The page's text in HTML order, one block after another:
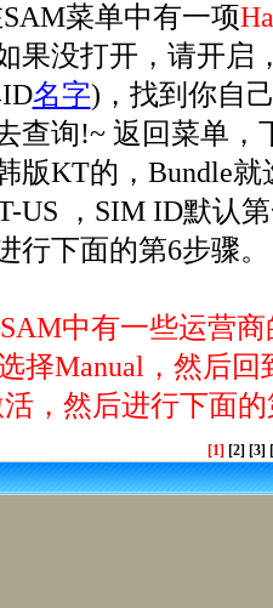
菜单中有一项
果没打开，请开启
名字)，找到你自
查询!~ 返回菜单，
版KT的，Bundle
US ，SIM ID默认
行下面的第6步骤。
SAM中有一些运营
择Manual，然后
活，然后进行下面
[1] [2] [3]